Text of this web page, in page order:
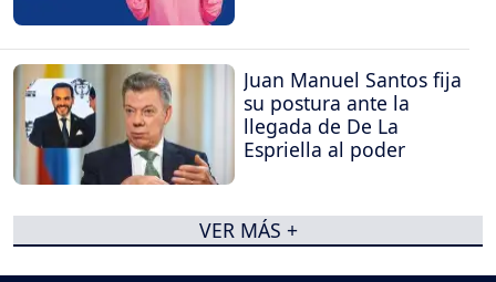
Juan Manuel Santos fija
su postura ante la
llegada de De La
Espriella al poder
VER MÁS +